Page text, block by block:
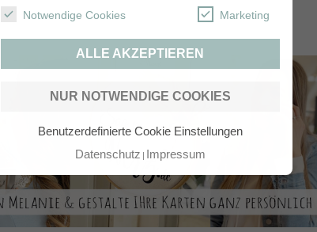
Notwendige Cookies Marketing
ALLE AKZEPTIEREN
NUR NOTWENDIGE COOKIES
Benutzerdefinierte Cookie Einstellungen
Datenschutz Impressum